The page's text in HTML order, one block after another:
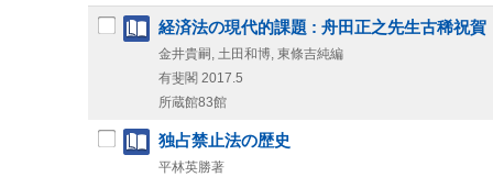
経済法の現代的課題 : 舟田正之先生古稀祝賀
金井貴嗣, 土田和博, 東條吉純編
有斐閣 2017.5
所蔵館83館
独占禁止法の歴史
平林英勝著